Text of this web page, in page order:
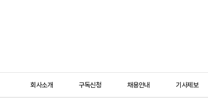
회사소개 구독신청 채용안내 기사제보